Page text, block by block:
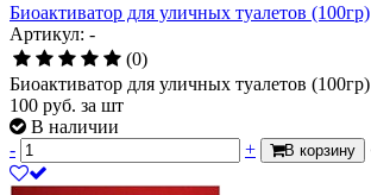
Биоактиватор для уличных туалетов (100гр)
Артикул: -
(0)
Биоактиватор для уличных туалетов (100гр)
100 руб. за шт
В наличии
-
+ В корзину